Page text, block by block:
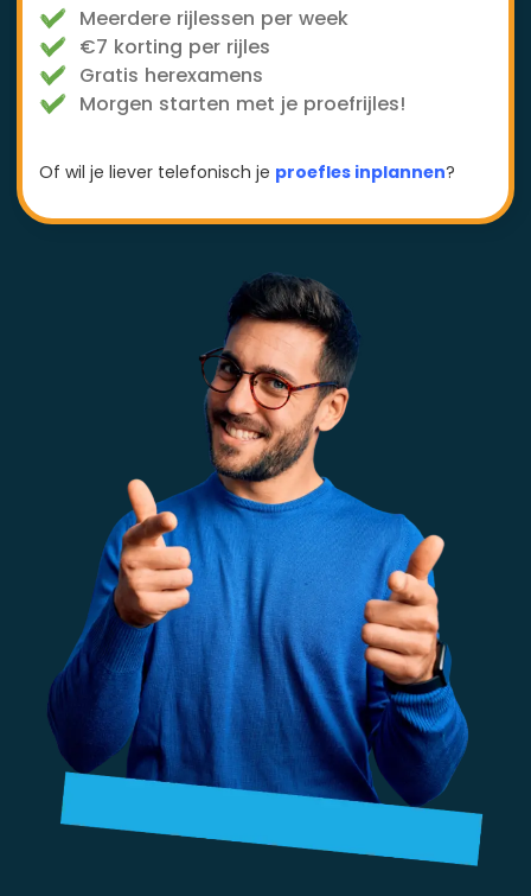
Meerdere rijlessen per week
€7 korting per rijles
Gratis herexamens
Morgen starten met je proefrijles!
Of wil je liever telefonisch je proefles inplannen?